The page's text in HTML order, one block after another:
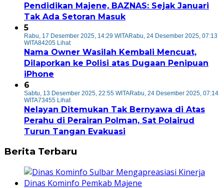
Pendidikan Majene, BAZNAS: Sejak Januari
Tak Ada Setoran Masuk
5
Rabu, 17 Desember 2025, 14:29 WITARabu, 24 Desember 2025, 07:13
WITA84205 Lihat
Nama Owner Wasilah Kembali Mencuat,
Dilaporkan ke Polisi atas Dugaan Penipuan
iPhone
6
Sabtu, 13 Desember 2025, 22:55 WITARabu, 24 Desember 2025, 07:14
WITA73455 Lihat
Nelayan Ditemukan Tak Bernyawa di Atas
Perahu di Perairan Polman, Sat Polairud
Turun Tangan Evakuasi
Berita Terbaru